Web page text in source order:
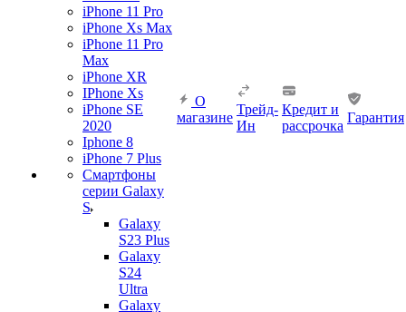
iPhone 11 Pro
iPhone Xs Max
iPhone 11 Pro
Max
iPhone XR
IPhone Xs
iPhone SE
2020
Iphone 8
iPhone 7 Plus
Смартфоны
серии Galaxy
S
Galaxy
S23 Plus
Galaxy
S24
Ultra
Galaxy
О
магазине
Трейд-
Ин
Кредит и
рассрочка
Гарантия